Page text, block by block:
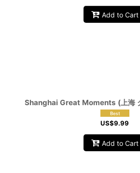
Add to Cart
Shanghai Great Moments (上海
US$9.99
Add to Cart